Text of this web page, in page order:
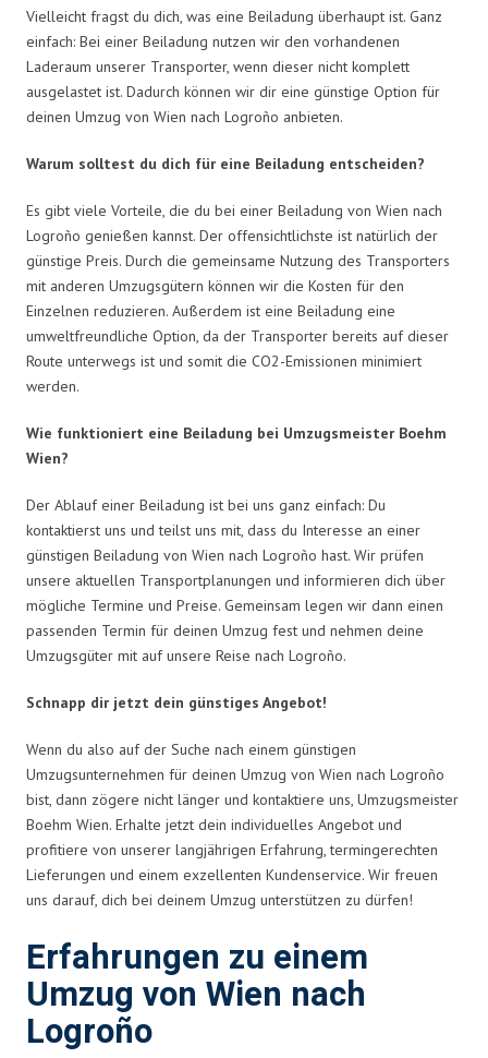
Vielleicht fragst du dich, was eine Beiladung überhaupt ist. Ganz
einfach: Bei einer Beiladung nutzen wir den vorhandenen
Laderaum unserer Transporter, wenn dieser nicht komplett
ausgelastet ist. Dadurch können wir dir eine günstige Option für
deinen Umzug von Wien nach Logroño anbieten.
Warum solltest du dich für eine Beiladung entscheiden?
Es gibt viele Vorteile, die du bei einer Beiladung von Wien nach
Logroño genießen kannst. Der offensichtlichste ist natürlich der
günstige Preis. Durch die gemeinsame Nutzung des Transporters
mit anderen Umzugsgütern können wir die Kosten für den
Einzelnen reduzieren. Außerdem ist eine Beiladung eine
umweltfreundliche Option, da der Transporter bereits auf dieser
Route unterwegs ist und somit die CO2-Emissionen minimiert
werden.
Wie funktioniert eine Beiladung bei Umzugsmeister Boehm
Wien?
Der Ablauf einer Beiladung ist bei uns ganz einfach: Du
kontaktierst uns und teilst uns mit, dass du Interesse an einer
günstigen Beiladung von Wien nach Logroño hast. Wir prüfen
unsere aktuellen Transportplanungen und informieren dich über
mögliche Termine und Preise. Gemeinsam legen wir dann einen
passenden Termin für deinen Umzug fest und nehmen deine
Umzugsgüter mit auf unsere Reise nach Logroño.
Schnapp dir jetzt dein günstiges Angebot!
Wenn du also auf der Suche nach einem günstigen
Umzugsunternehmen für deinen Umzug von Wien nach Logroño
bist, dann zögere nicht länger und kontaktiere uns, Umzugsmeister
Boehm Wien. Erhalte jetzt dein individuelles Angebot und
profitiere von unserer langjährigen Erfahrung, termingerechten
Lieferungen und einem exzellenten Kundenservice. Wir freuen
uns darauf, dich bei deinem Umzug unterstützen zu dürfen!
Erfahrungen zu einem
Umzug von Wien nach
Logroño